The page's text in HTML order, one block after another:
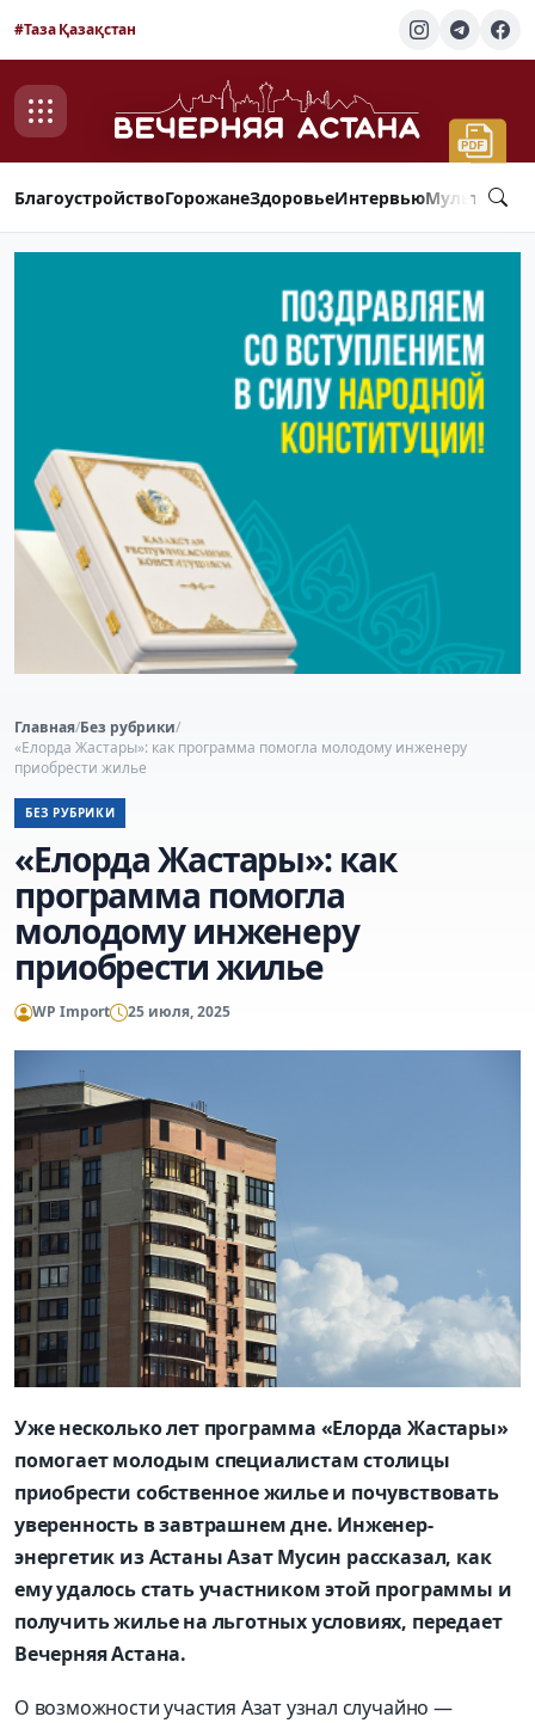
#Таза Қазақстан
БлагоустройствоГорожанеЗдоровьеИнтервью
Главная/Без рубрики/
«Елорда Жастары»: как программа помогла молодому инженеру
приобрести жилье
БЕЗ РУБРИКИ
«Елорда Жастары»: как
программа помогла
молодому инженеру
приобрести жилье
WP Import 25 июля, 2025
Уже несколько лет программа «Елорда Жастары»
помогает молодым специалистам столицы
приобрести собственное жилье и почувствовать
уверенность в завтрашнем дне. Инженер-
энергетик из Астаны Азат Мусин рассказал, как
ему удалось стать участником этой программы и
получить жилье на льготных условиях, передает
Вечерняя Астана.
О возможности участия Азат узнал случайно —